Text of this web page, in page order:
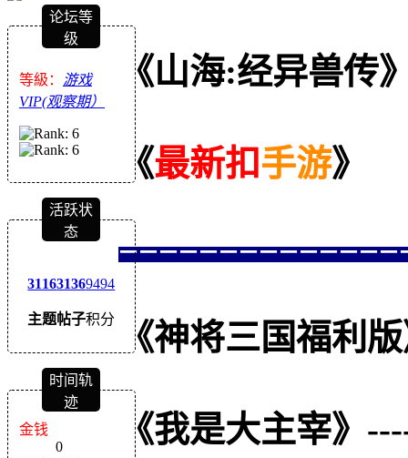
论坛等
级
等級： 游戏
VIP(观察期）
活跃状
态
3116
主题
3136
帖子
9494
积分
时间轨
迹
金钱
0
《山海:经异兽传
《最新扣 手游》
《神将三国福利
《我是大主宰》